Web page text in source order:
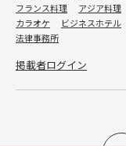
フランス料理
アジア料理
カラオケ
ビジネスホテル
法律事務所
掲載者ログイン